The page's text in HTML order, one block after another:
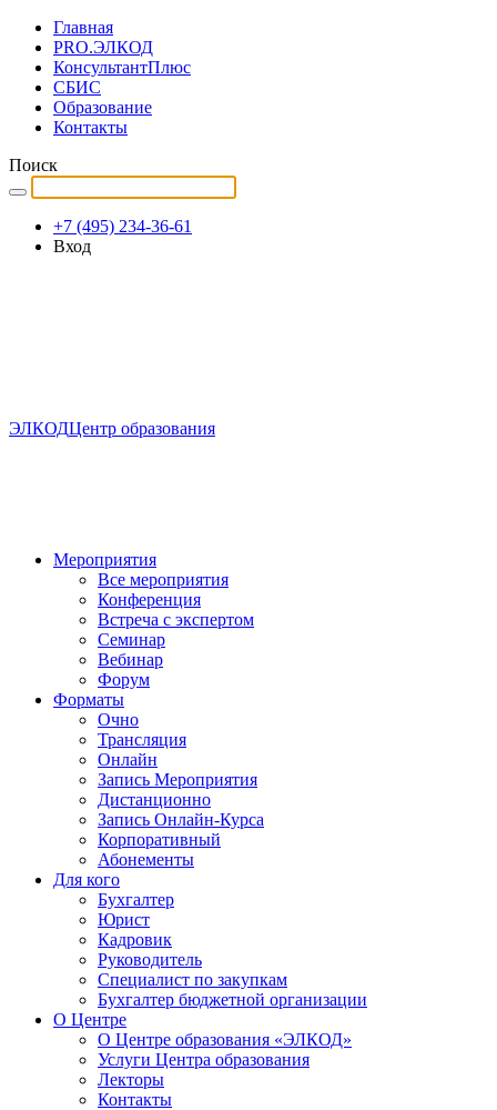
Главная
PRO.ЭЛКОД
КонсультантПлюс
СБИС
Образование
Контакты
Поиск
+7 (495) 234-36-61
Вход
ЭЛКОДЦентр образования
Мероприятия
Все мероприятия
Конференция
Встреча с экспертом
Семинар
Вебинар
Форум
Форматы
Очно
Трансляция
Онлайн
Запись Мероприятия
Дистанционно
Запись Онлайн-Курса
Корпоративный
Абонементы
Для кого
Бухгалтер
Юрист
Кадровик
Руководитель
Специалист по закупкам
Бухгалтер бюджетной организации
О Центре
О Центре образования «ЭЛКОД»
Услуги Центра образования
Лекторы
Контакты